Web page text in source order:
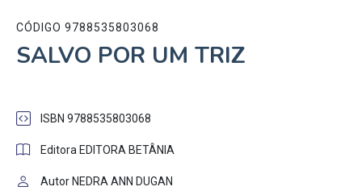
CÓDIGO 9788535803068
SALVO POR UM TRIZ
ISBN 9788535803068
Editora EDITORA BETÂNIA
Autor NEDRA ANN DUGAN